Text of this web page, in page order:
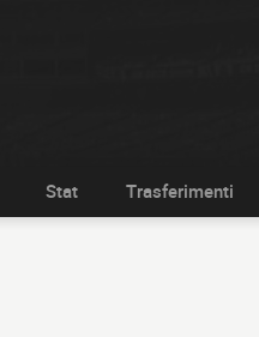
Stat Trasferimenti